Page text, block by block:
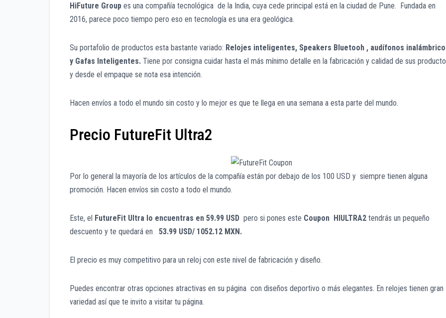
HiFuture Group es una compañía tecnológica de la India, cuya cede principal está en la ciudad de Pune. Fundada en
2016, parece poco tiempo pero eso en tecnología es una era geológica.
Su portafolio de productos esta bastante variado: Relojes inteligentes, Speakers Bluetooh , audífonos
y Gafas Inteligentes. Tiene por consigna cuidar hasta el más mínimo detalle en la fabricación y calidad de sus
y desde el empaque se nota esa intención.
Hacen envíos a todo el mundo sin costo y lo mejor es que te llega en una semana a esta parte del mundo.
Precio FutureFit Ultra2
Por lo general la mayoría de los artículos de la compañía están por debajo de los 100 USD y siempre tienen alguna
promoción. Hacen envíos sin costo a todo el mundo.
Este, el FutureFit Ultra lo encuentras en 59.99 USD pero si pones este Coupon HIULTRA2 tendrás un pequeño
descuento y te quedará en 53.99 USD/ 1052.12 MXN.
El precio es muy competitivo para un reloj con este nivel de fabricación y diseño.
Puedes encontrar otras opciones atractivas en su página con diseños deportivo o más elegantes. En relojes tienen gran
variedad así que te invito a visitar tu página.